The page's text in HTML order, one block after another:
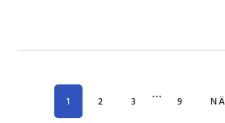
Wasser
SEITE
1 SEITE
2 SEITE
3 … SEITE
9